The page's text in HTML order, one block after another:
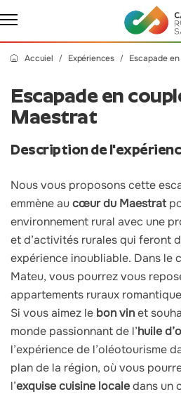
Accuiel Expériences Escapade
Escapade en
Maestrat
Description de
Nous vous proposons cette
emmène aucœur du Maestrat
environnement rural avec une
et d’activités rurales qui feront
expérience inoubliable. Dans le
Mateu, vous pourrez vous
appartements ruraux
Si vous aimez le bon vinet
monde passionnant de l’huile
l’expérience de l’oléotourisme
plan de la région, où vous
l’exquise cuisine localedans un